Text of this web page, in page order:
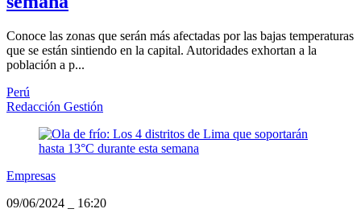
Conoce las zonas que serán más afectadas por las bajas temperaturas
que se están sintiendo en la capital. Autoridades exhortan a la
población a p...
Perú
Redacción Gestión
Empresas
09/06/2024
16:20